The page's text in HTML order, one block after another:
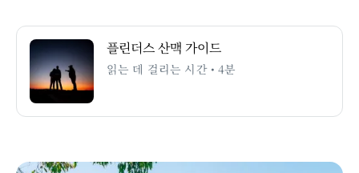
플린더스 산맥 가이드
읽는 데 걸리는 시간 • 4분